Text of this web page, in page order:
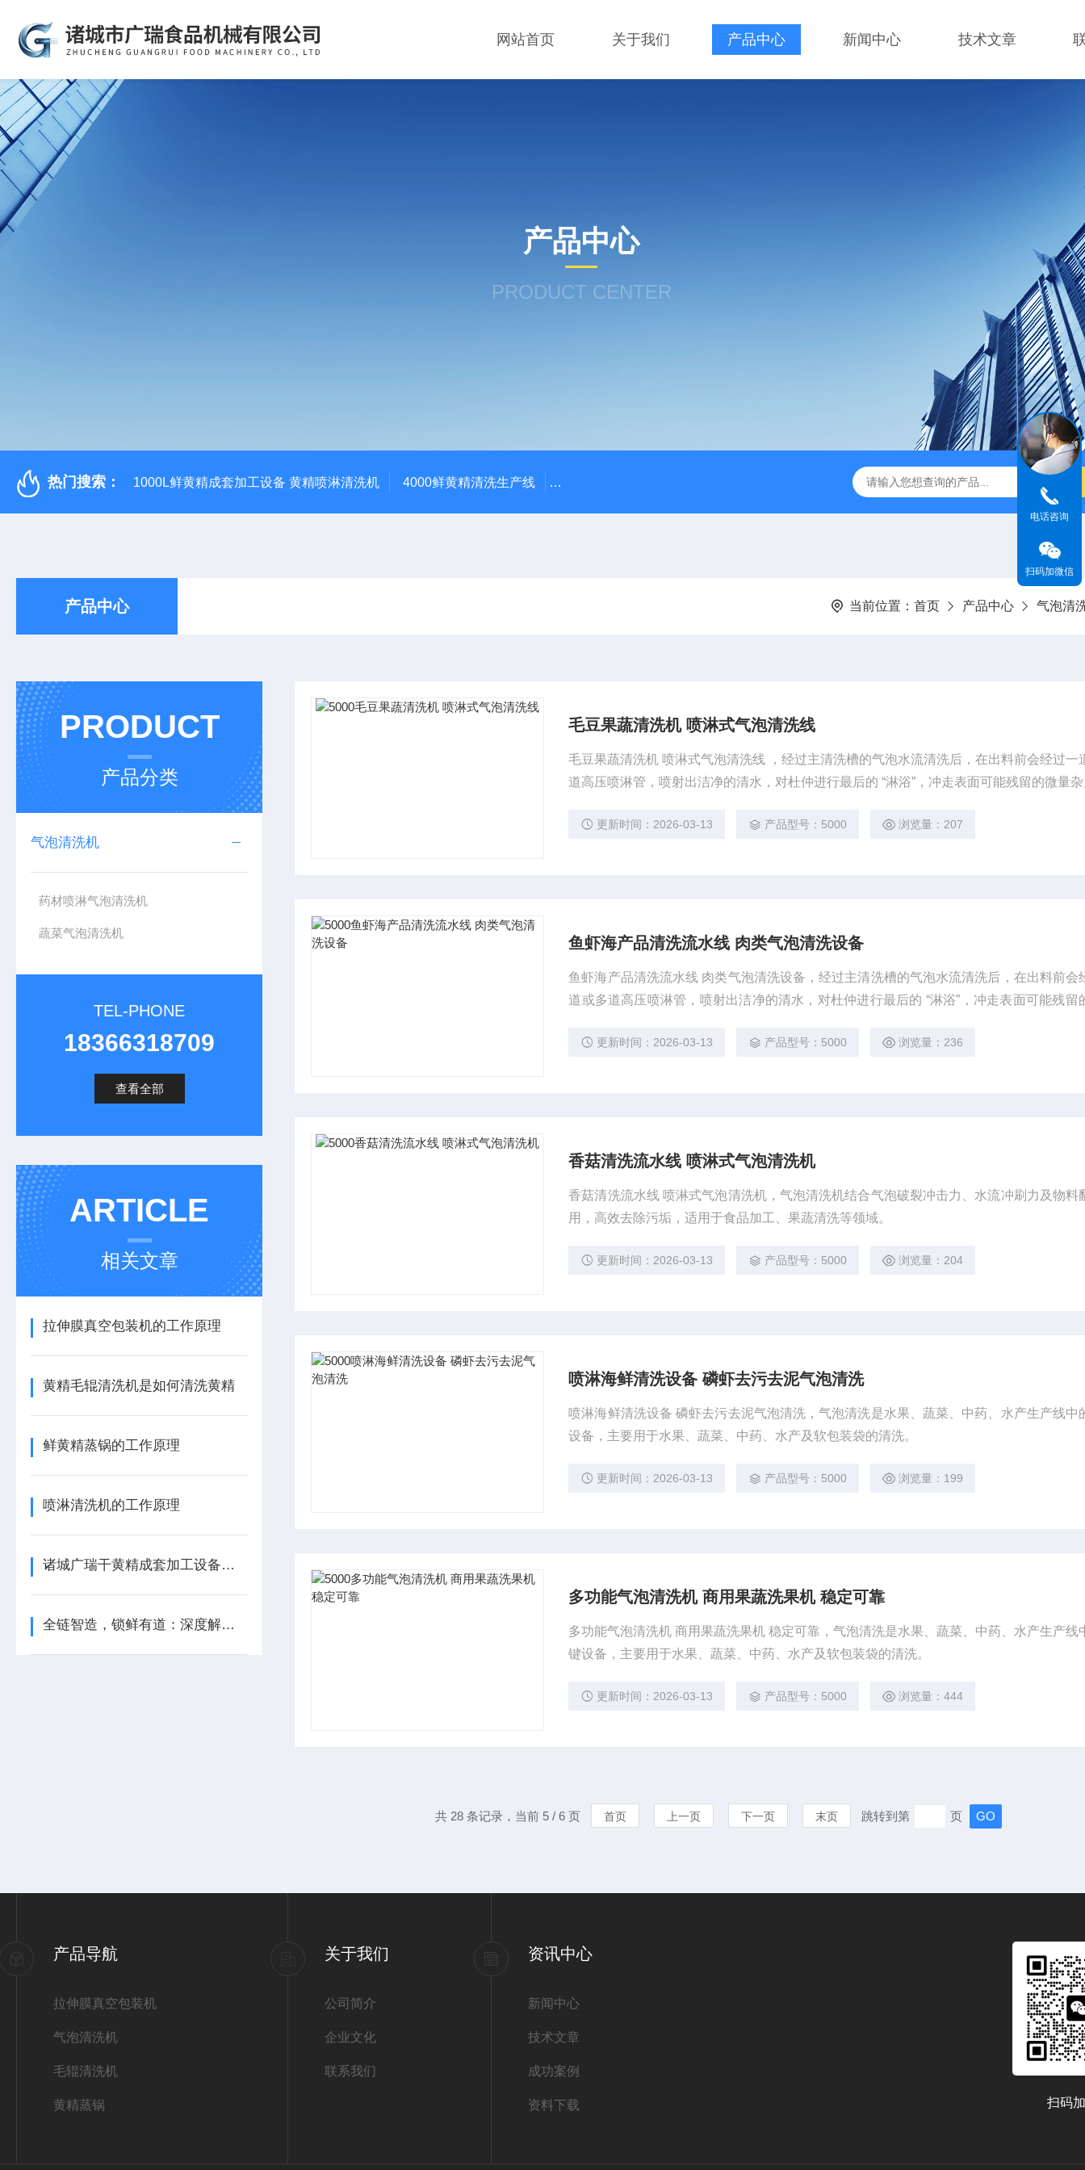
网站首页 关于我们 产品中心 新闻中心 技术文章
产品中心
PRODUCT CENTER
热门搜索： 1000L鲜黄精成套加工设备 黄精喷淋清洗机 4000鲜黄精清洗生产线 520红薯干拉伸膜包装机 地瓜清洗包装流水线 320宽粉拉伸膜真空包装机
产品中心 当前位置： 首页 产品中心 气泡清
PRODUCT
产品分类
气泡清洗机
药材喷淋气泡清洗机
蔬菜气泡清洗机
TEL-PHONE
18366318709
查看全部
ARTICLE
相关文章
拉伸膜真空包装机的工作原理
黄精毛辊清洗机是如何清洗黄精
鲜黄精蒸锅的工作原理
喷淋清洗机的工作原理
诸城广瑞干黄精成套加工设备——科技赋能古法炮制
全链智造，锁鲜有道：深度解析鲜黄精整线设备的核心优势
毛豆果蔬清洗机 喷淋式气泡清洗线
毛豆果蔬清洗机 喷淋式气泡清洗线 ，经过主清洗槽的气泡水流清洗后，在出料前会经过一
道高压喷淋管，喷射出洁净的清水，对杜仲进行最后的 “淋浴”，冲走表面可能残留的微量
更新时间：2026-03-13 产品型号：5000 浏览量：207
鱼虾海产品清洗流水线 肉类气泡清洗设备
鱼虾海产品清洗流水线 肉类气泡清洗设备，经过主清洗槽的气泡水流清洗后，在出料前会
道或多道高压喷淋管，喷射出洁净的清水，对杜仲进行最后的 “淋浴”，冲走表面可能残留
更新时间：2026-03-13 产品型号：5000 浏览量：236
香菇清洗流水线 喷淋式气泡清洗机
香菇清洗流水线 喷淋式气泡清洗机，气泡清洗机结合气泡破裂冲击力、水流冲刷力及物料
用，高效去除污垢，适用于食品加工、果蔬清洗等领域。
更新时间：2026-03-13 产品型号：5000 浏览量：204
喷淋海鲜清洗设备 磷虾去污去泥气泡清洗
喷淋海鲜清洗设备 磷虾去污去泥气泡清洗，气泡清洗是水果、蔬菜、中药、水产生产线中
设备，主要用于水果、蔬菜、中药、水产及软包装袋的清洗。
更新时间：2026-03-13 产品型号：5000 浏览量：199
多功能气泡清洗机 商用果蔬洗果机 稳定可靠
多功能气泡清洗机 商用果蔬洗果机 稳定可靠，气泡清洗是水果、蔬菜、中药、水产生产线
键设备，主要用于水果、蔬菜、中药、水产及软包装袋的清洗。
更新时间：2026-03-13 产品型号：5000 浏览量：444
共 28 条记录，当前 5 / 6 页 首页 上一页 下一页 末页 跳转到第 页
产品导航
拉伸膜真空包装机
气泡清洗机
毛辊清洗机
黄精蒸锅
关于我们
公司简介
企业文化
联系我们
资讯中心
新闻中心
技术文章
成功案例
资料下载 扫码
电话咨询
扫码加微信